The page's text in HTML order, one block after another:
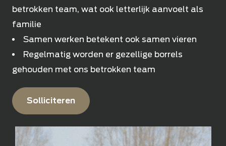
betrokken team, wat ook letterlijk aanvoelt als
familie
Samen werken betekent ook samen vieren
Regelmatig worden er gezellige borrels
gehouden met ons betrokken team
Solliciteren